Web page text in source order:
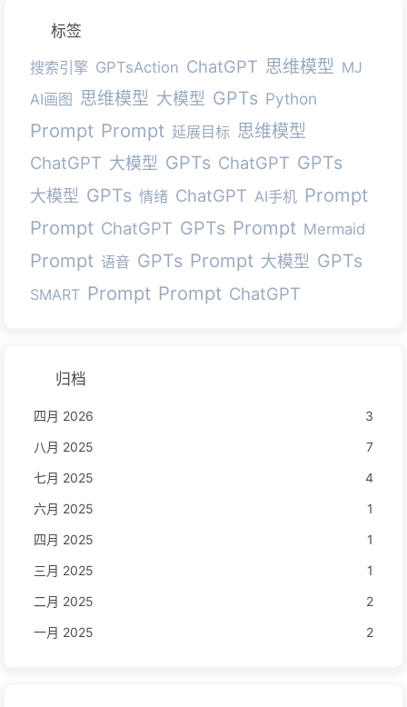
标签
搜索引擎 GPTsAction ChatGPT 思维模型 MJ
AI画图 思维模型 大模型 GPTs Python
Prompt Prompt 延展目标 思维模型
ChatGPT 大模型 GPTs ChatGPT GPTs
大模型 GPTs 情绪 ChatGPT AI手机 Prompt
Prompt ChatGPT GPTs Prompt Mermaid
Prompt 语音 GPTs Prompt 大模型 GPTs
SMART Prompt Prompt ChatGPT
归档
四月 2026
3
八月 2025
7
七月 2025
4
六月 2025
1
四月 2025
1
三月 2025
1
二月 2025
2
一月 2025
2